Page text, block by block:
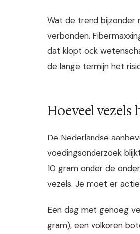
Wat de trend bijzonder
verbonden.
dat klopt ook
de lange termijn het
Hoeveel vezels
De Nederlandse
voedingsonderzoek
10 gram onder de
vezels. Je moet er
Een dag met genoeg
gram), een volkoren